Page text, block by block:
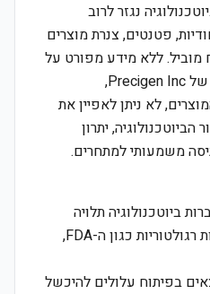
נגזר לרוב
פטנטים, צנרת מוצרים
מוביל. ללא מידע מפורט על
תחומי הפעילות הספציפיים של Precigen Inc,
לא ניתן לאפיין את
יתרון
משמעותי למתחרים.
ביוטכנולוגיה תלויה
באישור מוצרים על ידי רשויות רגולטוריות כגון ה-FDA,
בפיתוח עלולים להיכשל